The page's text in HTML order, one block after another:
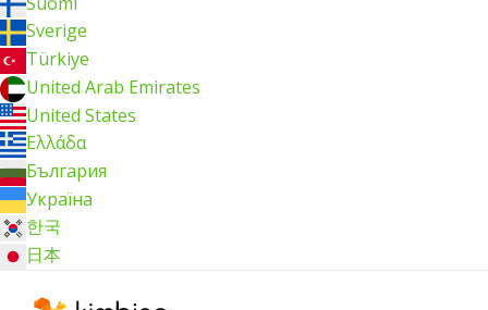
Sverige
Türkiye
United Arab Emirates
United States
Ελλάδα
България
Україна
한국
日本